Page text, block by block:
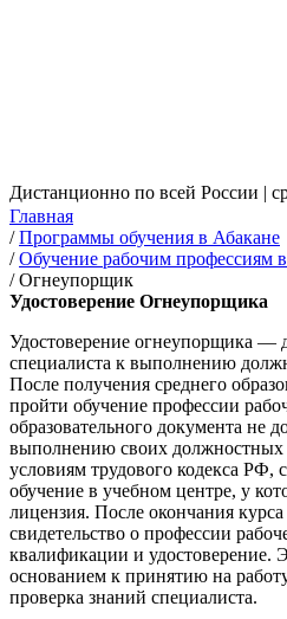
Дистанционно по всей России |
Главная
/Программы обучения в Абакане
/Обучение рабочим профессиям
/Огнеупорщик
Удостоверение Огнеупорщика
Удостоверение огнеупорщика —
специалиста к выполнению
После получения среднего
пройти обучение профессии
образовательного документа не
выполнению своих должностных
условиям трудового кодекса РФ,
обучение в учебном центре, у
лицензия. После окончания
свидетельство о профессии
квалификации и удостоверение.
основанием к принятию на
проверка знаний специалиста.